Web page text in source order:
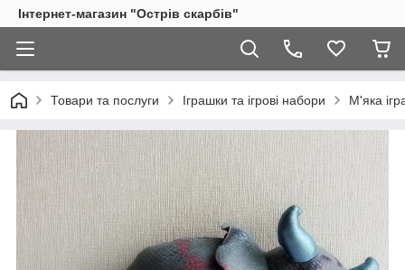
Інтернет-магазин "Острів скарбів"
Товари та послуги Іграшки та ігрові набори М'яка